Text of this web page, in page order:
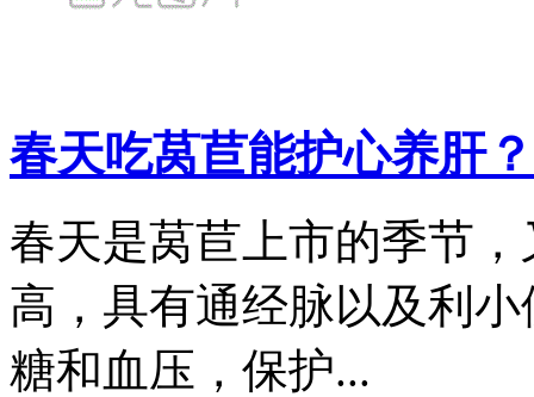
春天吃莴苣能护心养肝
春天是莴苣上市的季节
高，具有通经脉以及利
糖和血压，保护...